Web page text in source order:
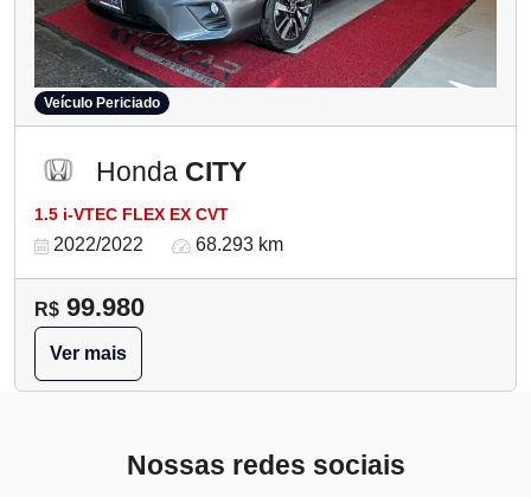
Veículo Periciado
Honda CITY
1.5 i-VTEC FLEX EX CVT
2022/2022 68.293 km
R$ 99.980
Ver mais
Nossas redes sociais